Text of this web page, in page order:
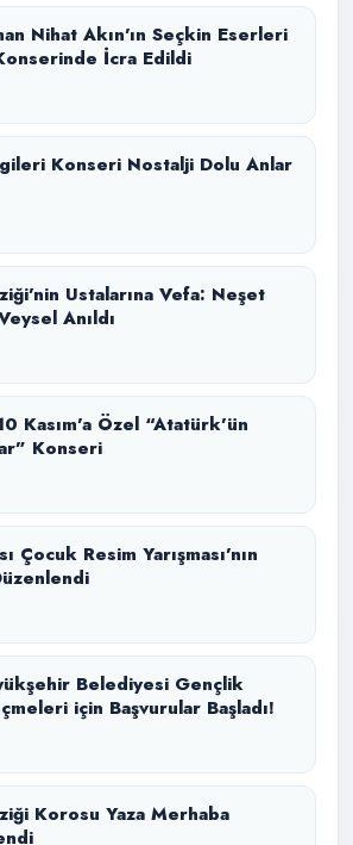
Nihat Akın’ın Seçkin Eserleri
İcra Edildi
Konseri Nostalji Dolu Anlar
Ustalarına Vefa: Neşet
Anıldı
Kasım’a Özel “Atatürk’ün
Konseri
Çocuk Resim Yarışması’nın
Belediyesi Gençlik
için Başvurular Başladı!
Korosu Yaza Merhaba